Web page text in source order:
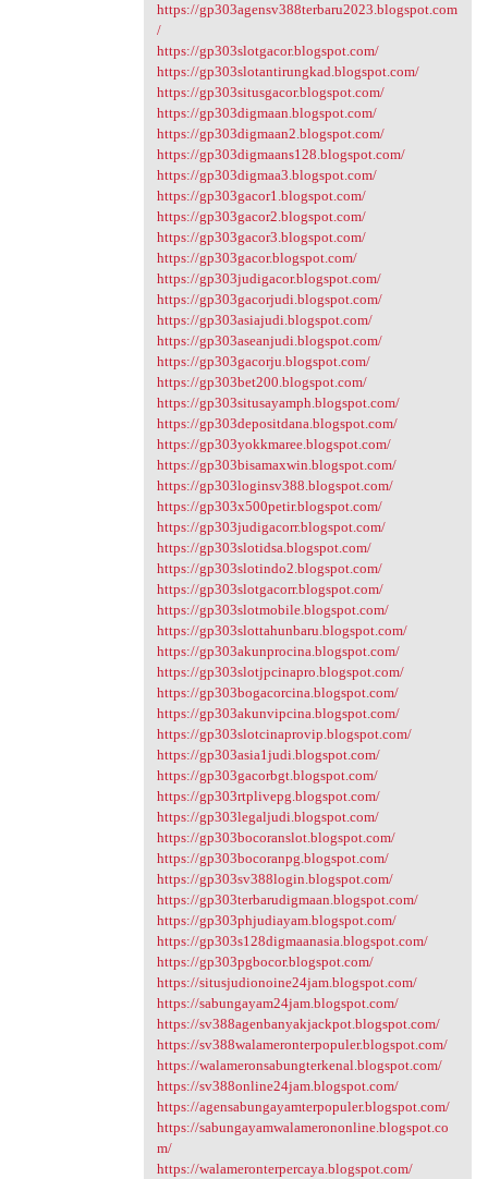
https://gp303agensv388terbaru2023.blogspot.com
/
https://gp303slotgacor.blogspot.com/
https://gp303slotantirungkad.blogspot.com/
https://gp303situsgacor.blogspot.com/
https://gp303digmaan.blogspot.com/
https://gp303digmaan2.blogspot.com/
https://gp303digmaans128.blogspot.com/
https://gp303digmaa3.blogspot.com/
https://gp303gacor1.blogspot.com/
https://gp303gacor2.blogspot.com/
https://gp303gacor3.blogspot.com/
https://gp303gacor.blogspot.com/
https://gp303judigacor.blogspot.com/
https://gp303gacorjudi.blogspot.com/
https://gp303asiajudi.blogspot.com/
https://gp303aseanjudi.blogspot.com/
https://gp303gacorju.blogspot.com/
https://gp303bet200.blogspot.com/
https://gp303situsayamph.blogspot.com/
https://gp303depositdana.blogspot.com/
https://gp303yokkmaree.blogspot.com/
https://gp303bisamaxwin.blogspot.com/
https://gp303loginsv388.blogspot.com/
https://gp303x500petir.blogspot.com/
https://gp303judigacorr.blogspot.com/
https://gp303slotidsa.blogspot.com/
https://gp303slotindo2.blogspot.com/
https://gp303slotgacorr.blogspot.com/
https://gp303slotmobile.blogspot.com/
https://gp303slottahunbaru.blogspot.com/
https://gp303akunprocina.blogspot.com/
https://gp303slotjpcinapro.blogspot.com/
https://gp303bogacorcina.blogspot.com/
https://gp303akunvipcina.blogspot.com/
https://gp303slotcinaprovip.blogspot.com/
https://gp303asia1judi.blogspot.com/
https://gp303gacorbgt.blogspot.com/
https://gp303rtplivepg.blogspot.com/
https://gp303legaljudi.blogspot.com/
https://gp303bocoranslot.blogspot.com/
https://gp303bocoranpg.blogspot.com/
https://gp303sv388login.blogspot.com/
https://gp303terbarudigmaan.blogspot.com/
https://gp303phjudiayam.blogspot.com/
https://gp303s128digmaanasia.blogspot.com/
https://gp303pgbocor.blogspot.com/
https://situsjudionoine24jam.blogspot.com/
https://sabungayam24jam.blogspot.com/
https://sv388agenbanyakjackpot.blogspot.com/
https://sv388walameronterpopuler.blogspot.com/
https://walameronsabungterkenal.blogspot.com/
https://sv388online24jam.blogspot.com/
https://agensabungayamterpopuler.blogspot.com/
https://sabungayamwalamerononline.blogspot.co
m/
https://walameronterpercaya.blogspot.com/